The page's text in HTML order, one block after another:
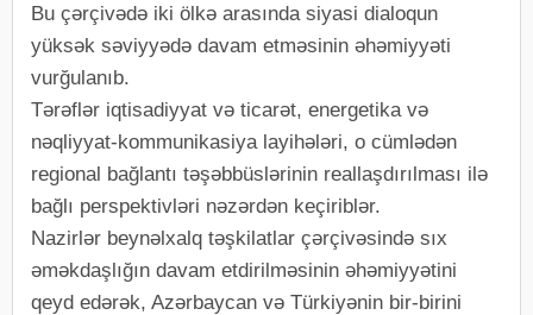
Bu çərçivədə iki ölkə arasında siyasi dialoqun
yüksək səviyyədə davam etməsinin əhəmiyyəti
vurğulanıb.
Tərəflər iqtisadiyyat və ticarət, energetika və
nəqliyyat-kommunikasiya layihələri, o cümlədən
regional bağlantı təşəbbüslərinin reallaşdırılması ilə
bağlı perspektivləri nəzərdən keçiriblər.
Nazirlər beynəlxalq təşkilatlar çərçivəsində sıx
əməkdaşlığın davam etdirilməsinin əhəmiyyətini
qeyd edərək, Azərbaycan və Türkiyənin bir-birini